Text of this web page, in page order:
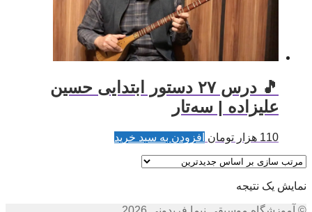
🎵 درس ۲۷ دستور ابتدایی حسین
علیزاده | سه‌تار
110 هزار تومان افزودن به سبد خرید
نمایش یک نتیجه